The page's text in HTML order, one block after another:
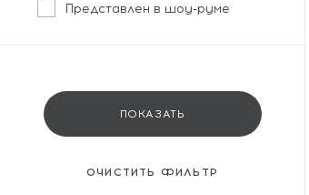
Представлен в шоу-руме
ПОКАЗАТЬ
ОЧИСТИТЬ ФИЛЬТР